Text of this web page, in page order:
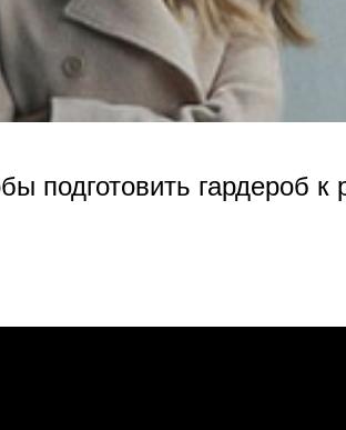
подготовить гардероб к